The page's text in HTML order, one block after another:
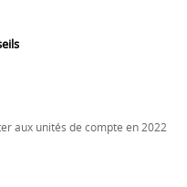
aux unités de compte en 2022